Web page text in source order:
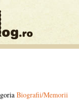
Biografii/Memorii